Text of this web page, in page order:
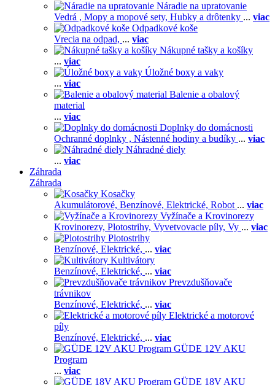
Náradie na upratovanie
Vedrá , Mopy a mopové sety, Hubky a drôtenky ... viac
Odpadkové koše
Vrecia na odpad, ... viac
Nákupné tašky a košíky
... viac
Úložné boxy a vaky
... viac
Balenie a obalový
material
... viac
Doplnky do domácnosti
Ochranné doplnky , Nástenné hodiny a budíky ... viac
Náhradné diely
... viac
Záhrada
Záhrada
Kosačky
Akumulátorové, Benzínové, Elektrické, Robot ... viac
Vyžínače a Krovinorezy
Krovinorezy, Plotostrihy, Vyvetvovacie píly, Vy ... viac
Plotostrihy
Benzínové, Elektrické, ... viac
Kultivátory
Benzínové, Elektrické, ... viac
Prevzdušňovače
trávnikov
Benzínové, Elektrické, ... viac
Elektrické a motorové
píly
Benzínové, Elektrické, ... viac
GÜDE 12V AKU
Program
... viac
GÜDE 18V AKU